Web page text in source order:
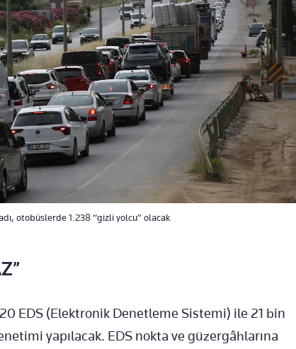
otobüslerde 1.238 “gizli yolcu” olacak
EDS (Elektronik Denetleme Sistemi) ile 21 bin
yapılacak. EDS nokta ve güzergâhlarına